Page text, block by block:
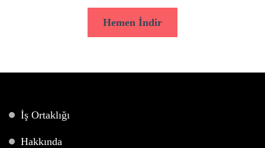
Hemen İndir
İş Ortaklığı
Hakkında